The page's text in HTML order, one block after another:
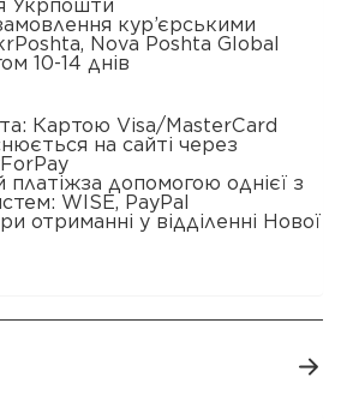
Укрпошти
кур’єрськими
Nova Poshta Global
10-14 днів
Картою Visa/MasterCard
на сайті через
допомогою однієї з
WISE, PayPal
отриманні у відділенні Нової